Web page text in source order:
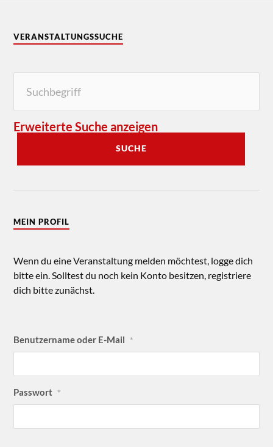
VERANSTALTUNGSSUCHE
Erweiterte Suche anzeigen
SUCHE
MEIN PROFIL
Wenn du eine Veranstaltung melden möchtest, logge dich
bitte ein. Solltest du noch kein Konto besitzen, registriere
dich bitte zunächst.
Benutzername oder E-Mail *
Passwort *